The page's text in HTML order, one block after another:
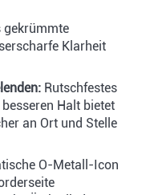
gekrümmte
Klarheit
Rutschfestes
Halt bietet
an Ort und Stelle
O-Metall-Icon